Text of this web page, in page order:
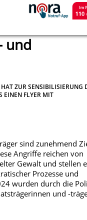
und
ZUR SENSIBILISIERUNG
EINEN FLYER MIT
sind zunehmend
Angriffe reichen von
Gewalt und stellen
Prozesse und
wurden durch die
und -